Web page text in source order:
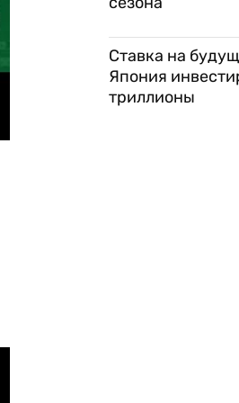
Ставка на
Япония
триллионы